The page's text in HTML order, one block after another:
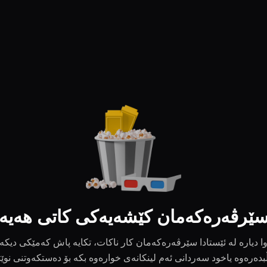
کێشەیەکی کاتی
وا دیارە لە ئێستادا سێرڤەرەکەمان کار ناکات، تکایە پاش کەمێکی دیکە
یاخود سەردانی ئەم لینکانەی خوارەوە بکە بۆ دەستکەوتنی